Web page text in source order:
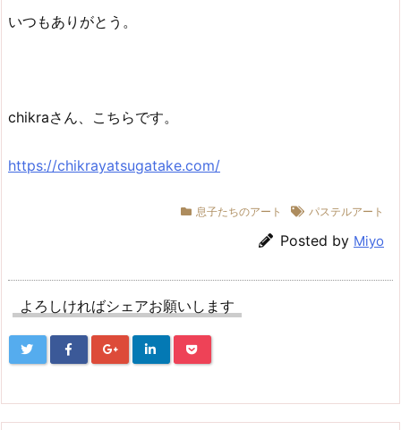
いつもありがとう。
chikraさん、こちらです。
https://chikrayatsugatake.com/
息子たちのアート パステルアート
Posted by Miyo
よろしければシェアお願いします